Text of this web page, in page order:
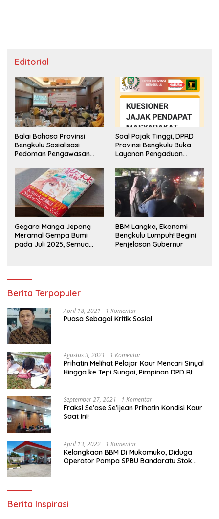
Editorial
Balai Bahasa Provinsi
Bengkulu Sosialisasi
Pedoman Pengawasan
Indonesia
Soal Pajak Tinggi, DPRD
Provinsi Bengkulu Buka
Layanan Pengaduan
Gegara Manga Jepang
Meramal Gempa Bumi
pada Juli 2025, Semua
BBM Langka, Ekonomi
Bengkulu Lumpuh! Begini
Penjelasan Gubernur
Berita Terpopuler
April 18, 2021 1 Komentar
Puasa Sebagai Kritik Sosial
Agustus 3, 2021 1 Komentar
Prihatin Melihat Pelajar Kaur Mencari Sinyal
Hingga ke Tepi Sungai, Pimpinan DPD RI:
September 27, 2021 1 Komentar
Fraksi Se’ase Se’ijean Prihatin Kondisi Kaur
Saat Ini!
April 13, 2022 1 Komentar
Kelangkaan BBM Di Mukomuko, Diduga
Operator Pompa SPBU Bandaratu Stok
Berita Inspirasi